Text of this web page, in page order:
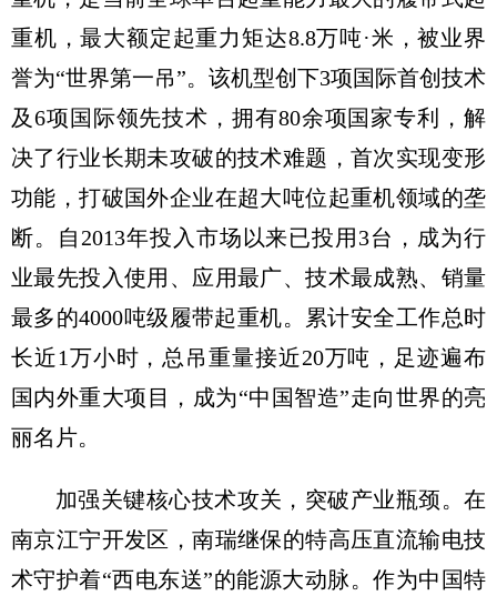
重机，最大额定起重力矩达8.8万吨·米，被业界
誉为“世界第一吊”。该机型创下3项国际首创技术
及6项国际领先技术，拥有80余项国家专利，解
决了行业长期未攻破的技术难题，首次实现变形
功能，打破国外企业在超大吨位起重机领域的垄
断。自2013年投入市场以来已投用3台，成为行
业最先投入使用、应用最广、技术最成熟、销量
最多的4000吨级履带起重机。累计安全工作总时
长近1万小时，总吊重量接近20万吨，足迹遍布
国内外重大项目，成为“中国智造”走向世界的亮
丽名片。
加强关键核心技术攻关，突破产业瓶颈。在
南京江宁开发区，南瑞继保的特高压直流输电技
术守护着“西电东送”的能源大动脉。作为中国特